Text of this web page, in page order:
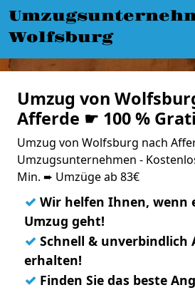
Wolfsburg
Umzug von
Afferde ☛ 100 %
Umzug von Wolfsburg nach
Umzugsunternehmen -
Min. ➨ Umzüge ab 83€
✓ Wir helfen Ihnen, wenn
Umzug geht!
✓ Schnell & unverbindlich
erhalten!
✓ Finden Sie das beste